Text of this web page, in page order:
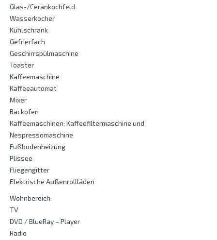
Glas-/Cerankochfeld
Wasserkocher
Kühlschrank
Gefrierfach
Geschirrspülmaschine
Toaster
Kaffeemaschine
Kaffeeautomat
Mixer
Backofen
Kaffeemaschinen: Kaffeefiltermaschine und
Nespressomaschine
Fußbodenheizung
Plissee
Fliegengitter
Elektrische Außenrollläden
Wohnbereich:
TV
DVD / BlueRay – Player
Radio